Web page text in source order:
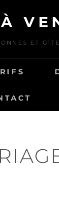
ET GÎTE